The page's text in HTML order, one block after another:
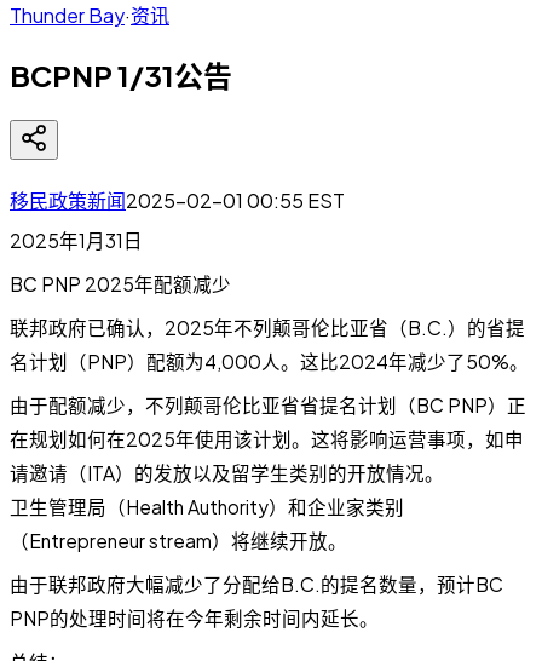
Thunder Bay·资讯
BCPNP 1/31公告
移民政策新闻2025-02-01 00:55 EST
2025年1月31日
BC PNP 2025年配额减少
联邦政府已确认，2025年不列颠哥伦比亚省（B.C.）的省提
名计划（PNP）配额为4,000人。这比2024年减少了50%。
由于配额减少，不列颠哥伦比亚省省提名计划（BC PNP）正
在规划如何在2025年使用该计划。这将影响运营事项，如申
请邀请（ITA）的发放以及留学生类别的开放情况。
卫生管理局（Health Authority）和企业家类别
（Entrepreneur stream）将继续开放。
由于联邦政府大幅减少了分配给B.C.的提名数量，预计BC
PNP的处理时间将在今年剩余时间内延长。